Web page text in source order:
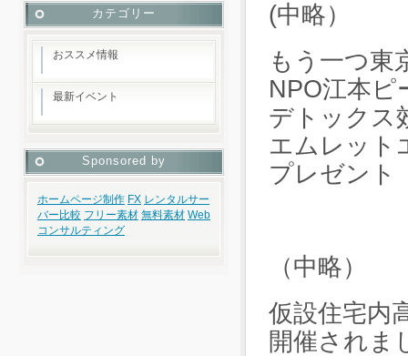
(中略）
もう一つ東
NPO江本
デトックス
エムレット
プレゼント
（中略）
仮設住宅内
開催されま
カテゴリー
おススメ情報
最新イベント
Sponsored by
ホームページ制作 FX レンタルサー
バー比較 フリー素材 無料素材 Web
コンサルティング